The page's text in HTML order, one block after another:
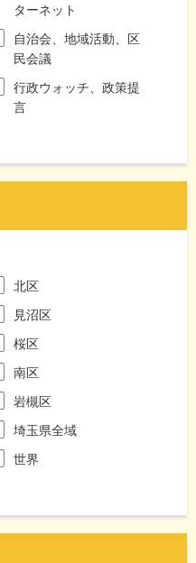
ターネット
自治会、地域活動、区
民会議
行政ウォッチ、政策提
言
北区
見沼区
桜区
南区
岩槻区
埼玉県全域
世界